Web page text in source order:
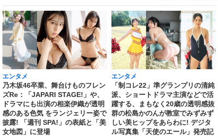
エンタメ
乃木坂46卒業、舞台けものフレン
ズRe：「JAPARI STAGE!」や、
ドラマにも出演の相楽伊織が透明
感のある色気 をランジェリー姿で
披露! 「週刊 SPA!」の表紙と「美
女地図」に登場
エンタメ
「制コレ22」準グランプリの清純
派、ショートドラマ主演などで活
躍する、まもなく20歳の透明感抜
群の松島かのんが教室でみずみず
しい美ヒップをあらわに! デジタ
ル写真集「天使のエール」発売記